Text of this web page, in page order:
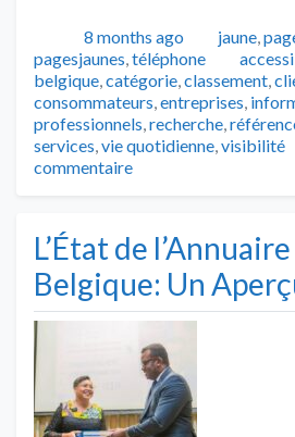
Publié
8 months ago jaune,
pagesjaunes,téléphone Tags
belgique,catégorie,classement,
consommateurs,entreprises,
professionnels,recherche,
services,vie quotidienne,visibilité
commentaire
L’État de
Belgique: Un